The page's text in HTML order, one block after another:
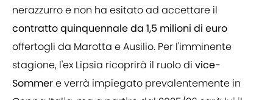
nerazzurro e non ha esitato ad accettare il
contratto quinquennaleda 1,5 milioni di euro
offertogli da Marotta e Ausilio. Per l'imminente
stagione, l'ex Lipsia ricoprirà il ruolo di vice-
Sommere verrà impiegato prevalentemente in